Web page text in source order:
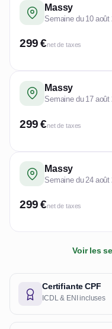
Massy
Semaine du 10 août
299 €net de taxes
Massy
Semaine du 17 août
299 €net de taxes
Massy
Semaine du 24 août
299 €net de taxes
Voir les
Certifiante CPF
ICDL & ENI incluses